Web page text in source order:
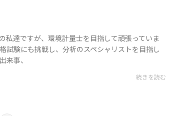
私達ですが、環境計量士を目指して頑張っていま
試験にも挑戦し、分析のスペシャリストを目指し
来事、
続きを読む